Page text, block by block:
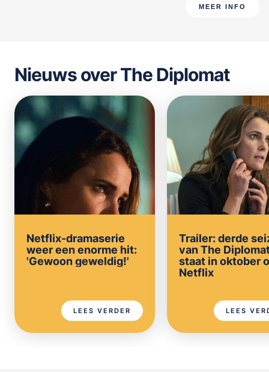
MEER INFO
Nieuws over The Diplomat
Netflix-dramaserie
weer een enorme hit:
'Gewoon geweldig!'
LEES VERDER
Trailer: derde
van The
staat in oktober
Netflix
LEES